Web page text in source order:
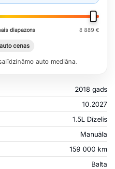
diapazons 8 889 €
cenas
auto mediāna.
2018 gads
10.2027
1.5L Dīzelis
Manuāla
159 000 km
Balta